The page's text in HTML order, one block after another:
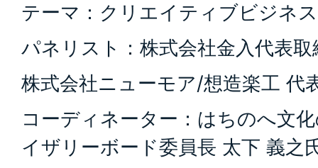
テーマ：クリエイティブビジネ
パネリスト：株式会社金入代表
株式会社ニューモア/想造楽工 代
コーディネーター：はちのへ文
イザリーボード委員長 太下 義之